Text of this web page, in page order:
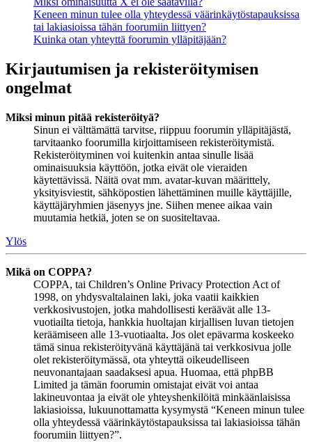
Keneen minun tulee olla yhteydessä väärinkäytöstapauksissa
tai lakiasioissa tähän foorumiin liittyen?
Kuinka otan yhteyttä foorumin ylläpitäjään?
Kirjautumisen ja rekisteröitymisen
ongelmat
Miksi minun pitää rekisteröityä?
Sinun ei välttämättä tarvitse, riippuu foorumin ylläpitäjästä,
tarvitaanko foorumilla kirjoittamiseen rekisteröitymistä.
Rekisteröityminen voi kuitenkin antaa sinulle lisää
ominaisuuksia käyttöön, jotka eivät ole vieraiden
käytettävissä. Näitä ovat mm. avatar-kuvan määrittely,
yksityisviestit, sähköpostien lähettäminen muille käyttäjille,
käyttäjäryhmien jäsenyys jne. Siihen menee aikaa vain
muutamia hetkiä, joten se on suositeltavaa.
Ylös
Mikä on COPPA?
COPPA, tai Children’s Online Privacy Protection Act of
1998, on yhdysvaltalainen laki, joka vaatii kaikkien
verkkosivustojen, jotka mahdollisesti keräävät alle 13-
vuotiailta tietoja, hankkia huoltajan kirjallisen luvan tietojen
keräämiseen alle 13-vuotiaalta. Jos olet epävarma koskeeko
tämä sinua rekisteröityvänä käyttäjänä tai verkkosivua jolle
olet rekisteröitymässä, ota yhteyttä oikeudelliseen
neuvonantajaan saadaksesi apua. Huomaa, että phpBB
Limited ja tämän foorumin omistajat eivät voi antaa
lakineuvontaa ja eivät ole yhteyshenkilöitä minkäänlaisissa
lakiasioissa, lukuunottamatta kysymystä “Keneen minun tulee
olla yhteydessä väärinkäytöstapauksissa tai lakiasioissa tähän
foorumiin liittyen?”.